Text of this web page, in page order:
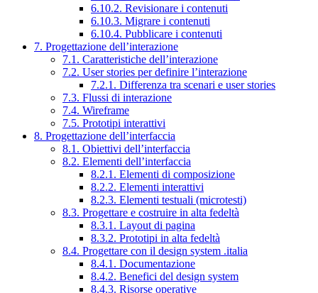
6.10.2. Revisionare i contenuti
6.10.3. Migrare i contenuti
6.10.4. Pubblicare i contenuti
7. Progettazione dell’interazione
7.1. Caratteristiche dell’interazione
7.2. User stories per definire l’interazione
7.2.1. Differenza tra scenari e user stories
7.3. Flussi di interazione
7.4. Wireframe
7.5. Prototipi interattivi
8. Progettazione dell’interfaccia
8.1. Obiettivi dell’interfaccia
8.2. Elementi dell’interfaccia
8.2.1. Elementi di composizione
8.2.2. Elementi interattivi
8.2.3. Elementi testuali (microtesti)
8.3. Progettare e costruire in alta fedeltà
8.3.1. Layout di pagina
8.3.2. Prototipi in alta fedeltà
8.4. Progettare con il design system .italia
8.4.1. Documentazione
8.4.2. Benefici del design system
8.4.3. Risorse operative